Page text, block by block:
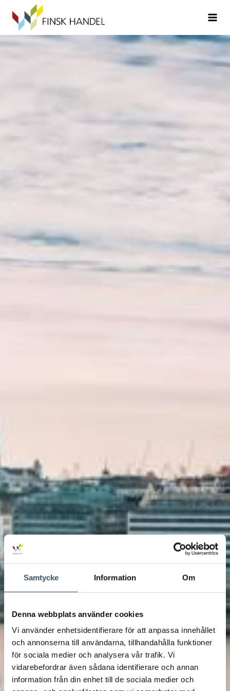
Samtycke Information Om
Denna webbplats använder cookies
Vi använder enhetsidentifierare för att anpassa innehållet
och annonserna till användarna, tillhandahålla funktioner
för sociala medier och analysera vår trafik. Vi
vidarebefordrar även sådana identifierare och annan
information från din enhet till de sociala medier och